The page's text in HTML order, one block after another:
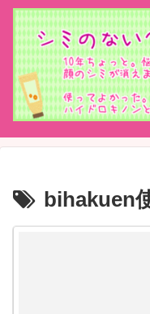
bihakuen